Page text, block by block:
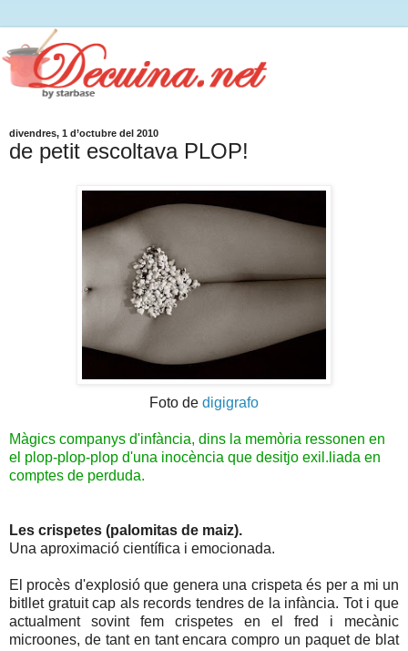
divendres, 1 d’octubre del 2010
de petit escoltava PLOP!
Foto de digigrafo
Màgics companys d'infància, dins la memòria ressonen en
el plop-plop-plop d'una inocència que desitjo exil.liada en
comptes de perduda.
Les crispetes (palomitas de maiz).
Una aproximació científica i emocionada.
El procès d'explosió que genera una crispeta és per a mi un
bitllet gratuit cap als records tendres de la infància. Tot i que
actualment sovint fem crispetes en el fred i mecànic
microones, de tant en tant encara compro un paquet de blat